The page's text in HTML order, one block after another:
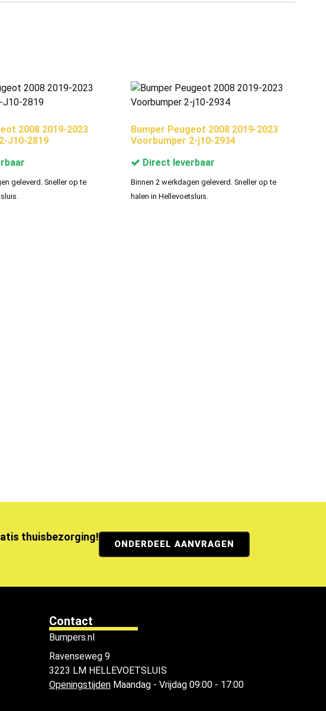
2008 2019-2023
J10-2819
geleverd. Sneller op te
Bumper Peugeot 2008 2019-2023
Voorbumper 2-j10-2934
Direct leverbaar
Binnen 2 werkdagen geleverd. Sneller op te
halen in Hellevoetsluis.
thuisbezorging!
ONDERDEEL AANVRAGEN
Contact
Bumpers.nl
Ravenseweg 9
3223 LM HELLEVOETSLUIS
OpeningstijdenMaandag - Vrijdag 09:00 - 17:00